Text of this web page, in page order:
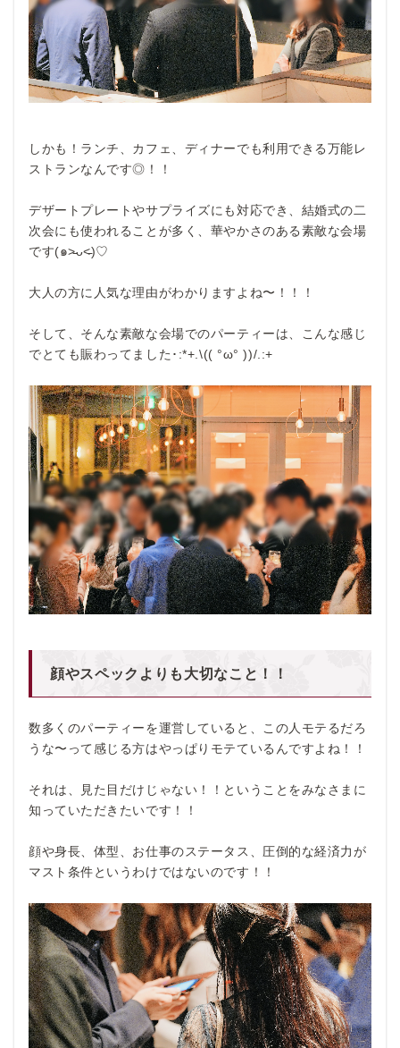
しかも！ランチ、カフェ、ディナーでも利用できる万能レ
ストランなんです◎！！
デザートプレートやサプライズにも対応でき、結婚式の二
次会にも使われることが多く、華やかさのある素敵な会場
です(๑˃̵ᴗ˂̵)♡
大人の方に人気な理由がわかりますよね〜！！！
そして、そんな素敵な会場でのパーティーは、こんな感じ
でとても賑わってました･:*+.\(( °ω° ))/.:+
顔やスペックよりも大切なこと！！
数多くのパーティーを運営していると、この人モテるだろ
うな〜って感じる方はやっぱりモテているんですよね！！
それは、見た目だけじゃない！！ということをみなさまに
知っていただきたいです！！
顔や身長、体型、お仕事のステータス、圧倒的な経済力が
マスト条件というわけではないのです！！